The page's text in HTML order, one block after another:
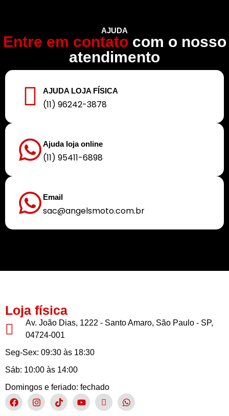
AJUDA
Entre em contatocom o nosso
atendimento
AJUDA LOJA FÍSICA
(11) 96242-3878
Ajuda loja online
(11) 95411-6898
Email
sac@angelsmoto.com.br
Loja física
Av. João Dias, 1222 - Santo Amaro, São Paulo - SP,
04724-001
Seg-Sex: 09:30 às 18:30
Sáb: 10:00 às 14:00
Domingos e feriado: fechado